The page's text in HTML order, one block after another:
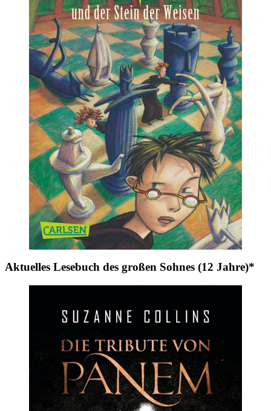
Aktuelles Lesebuch des großen Sohnes (12 Jahre)*